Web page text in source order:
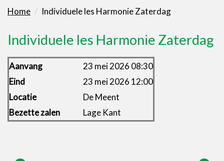
Home Individuele les Harmonie Zaterdag
Individuele les Harmonie Zaterdag
Aanvang
23 mei 2026 08:30
Eind
23 mei 2026 12:00
Locatie
De Meent
Bezette zalen
Lage Kant